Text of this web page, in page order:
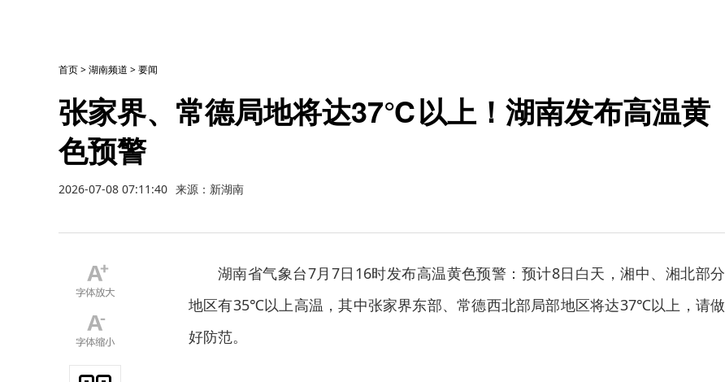
首页>湖南频道 >要闻
张家界、常德局地将达37℃以上！湖南发布高温黄
色预警
2026-07-08 07:11:40 来源：新湖南
湖南省气象台7月7日16时发布高温黄色预警：预计8日白天，湘中、湘北部分
地区有35℃以上高温，其中张家界东部、常德西北部局部地区将达37℃以上，请做
好防范。